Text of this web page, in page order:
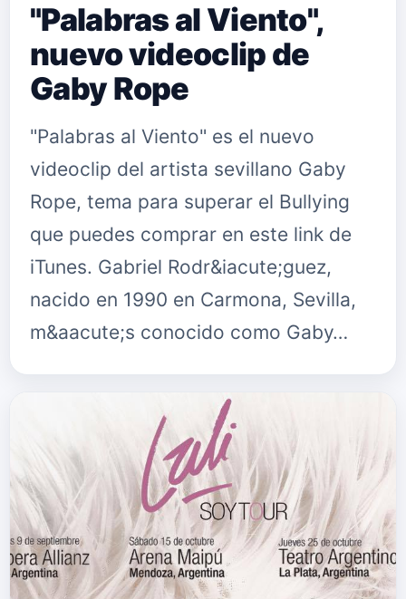
"Palabras al Viento",
nuevo videoclip de
Gaby Rope
"Palabras al Viento" es el nuevo
videoclip del artista sevillano Gaby
Rope, tema para superar el Bullying
que puedes comprar en este link de
iTunes. Gabriel Rodr&iacute;guez,
nacido en 1990 en Carmona, Sevilla,
m&aacute;s conocido como Gaby…